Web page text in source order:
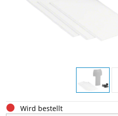
Wird bestellt